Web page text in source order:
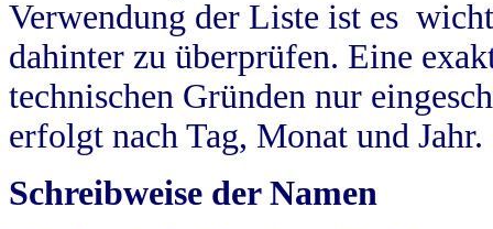
Verwendung der Liste ist es
dahinter zu überprüfen. Eine
technischen Gründen nur
erfolgt nach Tag, Monat und Jahr.
Schreibweise der Namen